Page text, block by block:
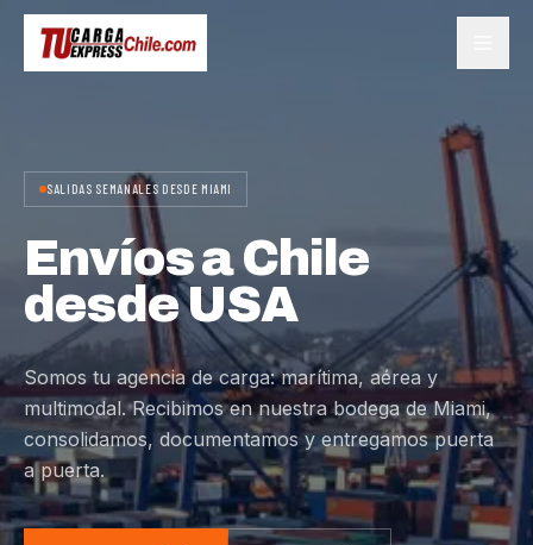
SALIDAS SEMANALES DESDE MIAMI
Envíos a Chile
desde USA
Somos tu agencia de carga: marítima, aérea y
multimodal. Recibimos en nuestra bodega de Miami,
consolidamos, documentamos y entregamos puerta
a puerta.